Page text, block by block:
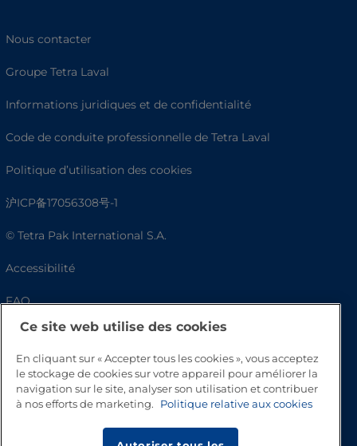
Nous contacter
Groupe Tetra Laval
Informations juridiques et de confidentialité
Code de conduite professionnelle de Tetra Laval
Politique d’utilisation des cookies
沪ICP备17056308号-1
© Tetra Pak International S.A.
Accessibilité
FAQ
Ce site web utilise des cookies
En cliquant sur « Accepter tous les cookies », vous acceptez
le stockage de cookies sur votre appareil pour améliorer la
navigation sur le site, analyser son utilisation et contribuer
à nos efforts de marketing.
Politique relative aux cookies